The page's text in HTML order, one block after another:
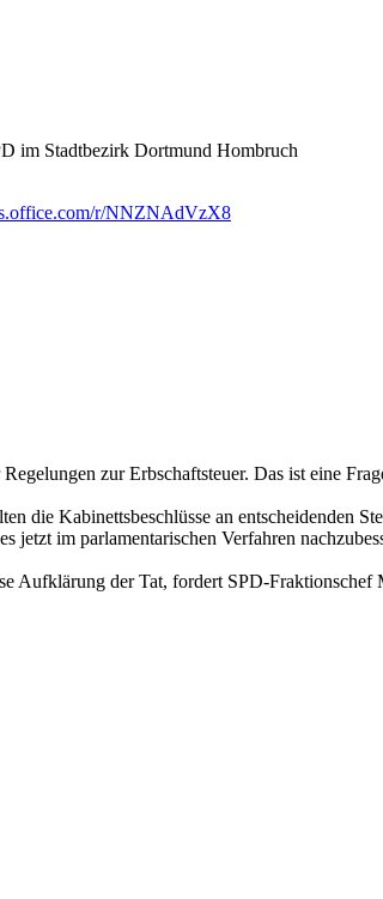
im Stadtbezirk Dortmund Hombruch
r/NNZNAdVzX8
zur Erbschaftsteuer. Das ist eine
die Kabinettsbeschlüsse an
jetzt im parlamentarischen Verfahren
Aufklärung der Tat, fordert SPD-Fraktionschef